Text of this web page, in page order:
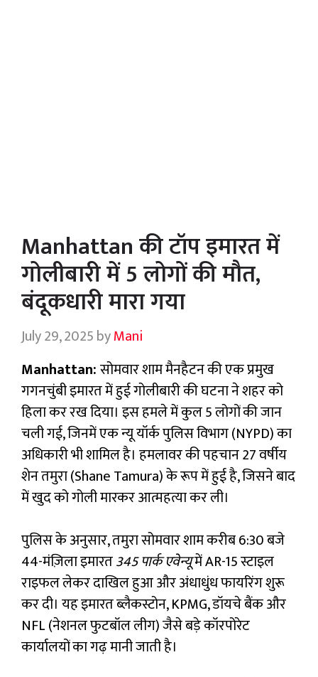
Manhattan की टॉप इमारत में
गोलीबारी में 5 लोगों की मौत,
बंदूकधारी मारा गया
July 29, 2025byMani
Manhattan:सोमवार शाम मैनहैटन की एक प्रमुख
गगनचुंबी इमारत में हुई गोलीबारी की घटना ने शहर को
हिला कर रख दिया। इस हमले में कुल 5 लोगों की जान
चली गई, जिनमें एक न्यू यॉर्क पुलिस विभाग (NYPD) का
अधिकारी भी शामिल है। हमलावर की पहचान 27 वर्षीय
शेन तमुरा (Shane Tamura) के रूप में हुई है, जिसने बाद
में खुद को गोली मारकर आत्महत्या कर ली।
पुलिस के अनुसार, तमुरा सोमवार शाम करीब 6:30 बजे
44-मंज़िला इमारत345 पार्क एवेन्यूमें AR-15 स्टाइल
राइफल लेकर दाखिल हुआ और अंधाधुंध फायरिंग शुरू
कर दी। यह इमारत ब्लैकस्टोन, KPMG, डॉयचे बैंक और
NFL (नेशनल फुटबॉल लीग) जैसे बड़े कॉरपोरेट
कार्यालयों का गढ़ मानी जाती है।